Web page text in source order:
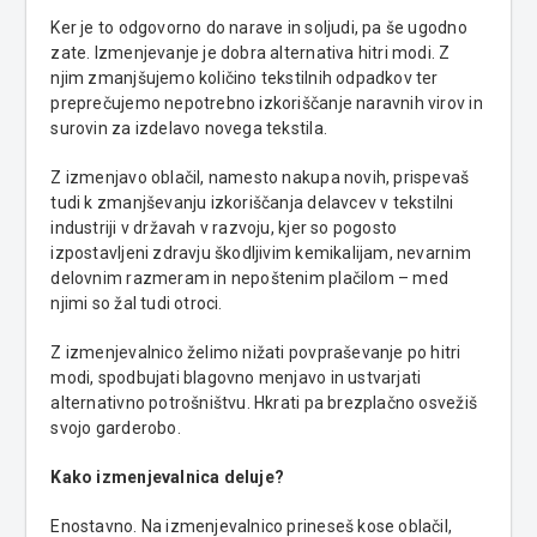
Ker je to odgovorno do narave in soljudi, pa še ugodno
zate. Izmenjevanje je dobra alternativa hitri modi. Z
njim zmanjšujemo količino tekstilnih odpadkov ter
preprečujemo nepotrebno izkoriščanje naravnih virov in
surovin za izdelavo novega tekstila.
Z izmenjavo oblačil, namesto nakupa novih, prispevaš
tudi k zmanjševanju izkoriščanja delavcev v tekstilni
industriji v državah v razvoju, kjer so pogosto
izpostavljeni zdravju škodljivim kemikalijam, nevarnim
delovnim razmeram in nepoštenim plačilom – med
njimi so žal tudi otroci.
Z izmenjevalnico želimo nižati povpraševanje po hitri
modi, spodbujati blagovno menjavo in ustvarjati
alternativno potrošništvu. Hkrati pa brezplačno osvežiš
svojo garderobo.
Kako izmenjevalnica deluje?
Enostavno. Na izmenjevalnico prineseš kose oblačil,